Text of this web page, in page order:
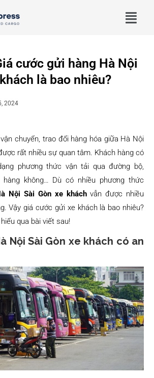
cước gửi hàng Hà Nội
là bao nhiêu?
2024
chuyển, trao đổi hàng hóa giữa Hà Nội
rất nhiều sự quan tâm. Khách hàng có
phương thức vận tải qua đường bộ,
không… Dù có nhiều phương thức
Nội Sài Gòn xe kháchvẫn được nhiều
Vậy giá cước gửi xe khách là bao nhiêu?
qua bài viết sau!
Nội Sài Gòn xe khách có an